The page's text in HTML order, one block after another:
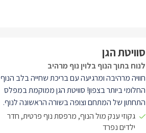
סוויטת הגן
לנוח בתוך הנוף בלוין נוף מרהיב
חוויה מרהיבה ומרגיעה עם בריכת שחייה בלב הנוף
החלומי ביותר בצפון! סוויטת הגן ממוקמת במפלס
התחתון של המתחם וצופה בשורה הראשונה לנוף.
כאן תיהנו מחלל פנים גדול ומואר הנחלק לשני חללי
אירוח (ללא הפרדה ביניהם). במרכז הצימר מיטה
גקוזי ענק מול הנוף, מרפסת נוף פרטית, חדר
ילדים נפרד